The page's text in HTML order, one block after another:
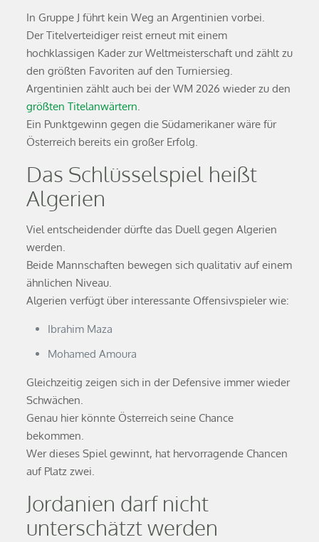
In Gruppe J führt kein Weg an Argentinien vorbei.
Der Titelverteidiger reist erneut mit einem
hochklassigen Kader zur Weltmeisterschaft und zählt zu
den größten Favoriten auf den Turniersieg.
Argentinien zählt auch bei der WM 2026 wieder zu den
größten Titelanwärtern
Ein Punktgewinn gegen die Südamerikaner wäre für
Österreich bereits ein großer Erfolg.
Das Schlüsselspiel heißt
Algerien
Viel entscheidender dürfte das Duell gegen Algerien
werden.
Beide Mannschaften bewegen sich qualitativ auf einem
ähnlichen Niveau.
Algerien verfügt über interessante Offensivspieler wie:
Ibrahim Maza
Mohamed Amoura
Gleichzeitig zeigen sich in der Defensive immer wieder
Schwächen.
Genau hier könnte Österreich seine Chance
bekommen.
Wer dieses Spiel gewinnt, hat hervorragende Chancen
auf Platz zwei.
Jordanien darf nicht
unterschätzt werden